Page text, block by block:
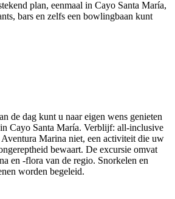
plan, eenmaal in Cayo Santa María,
bars en zelfs een bowlingbaan kunt
de dag kunt u naar eigen wens genieten
Cayo Santa María. Verblijf: all-inclusive
Marina niet, een activiteit die uw
bewaart. De excursie omvat
en -flora van de regio. Snorkelen en
worden begeleid.